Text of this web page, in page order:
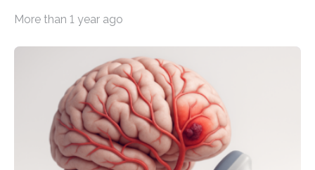
Überplanmäßige Verpflichtungsermächtigungen in
Woche vom Haushaltsausschuss freigegeben – unter
anderem zur Unterstützung der
Industrieforschungsprogramme Industrielle
Gemeinschaftsforschung (IGF), Zentrales
Innovationsprogramm Mittelstand (ZIM) und
Innovationskompetenz INNO-KOM. Auf dem
Innovationstag Mittelstand 2025 am 5. Juni 2025 in
More than 1 year ago